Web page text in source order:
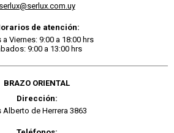
serlux@serlux.com.uy
de atención:
a Viernes: 9:00 a 18:00 hrs
9:00 a 13:00 hrs
BRAZO ORIENTAL
Dirección:
Alberto de Herrera 3863